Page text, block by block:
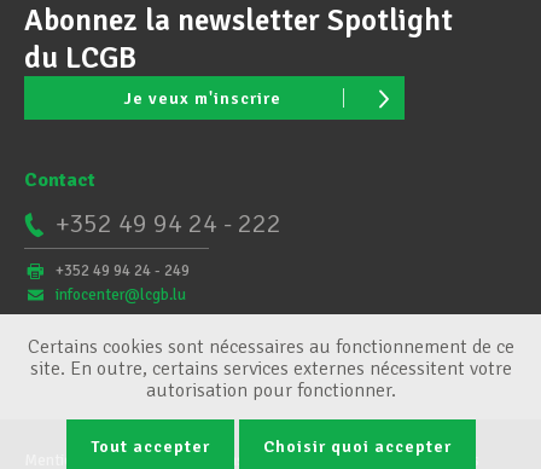
Abonnez la newsletter Spotlight
du LCGB
Je veux m'inscrire
Contact
+352 49 94 24 - 222
+352 49 94 24 - 249
infocenter@lcgb.lu
Conditions générales Gestion des cookies
Certains cookies sont nécessaires au fonctionnement de ce
site. En outre, certains services externes nécessitent votre
autorisation pour fonctionner.
Tout accepter Choisir quoi accepter